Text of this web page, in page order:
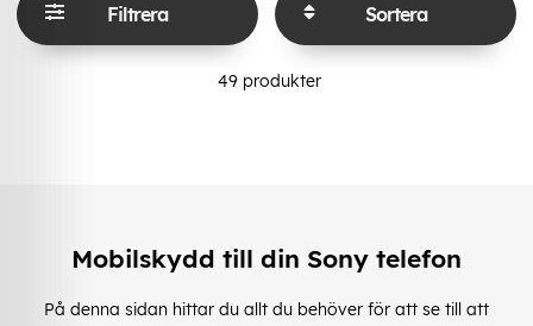
Filtrera Sortera
49produkter
Mobilskydd till din Sony telefon
På denna sidan hittar du allt du behöver för att se till att